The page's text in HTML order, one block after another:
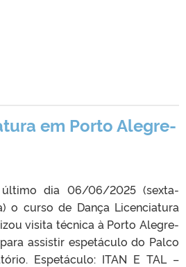
em Porto Alegre-
dia 06/06/2025 (sexta-
o curso de Dança Licenciatura
visita técnica à Porto Alegre-
para assistir espetáculo do Palco
Espetáculo: ITAN E TAL –